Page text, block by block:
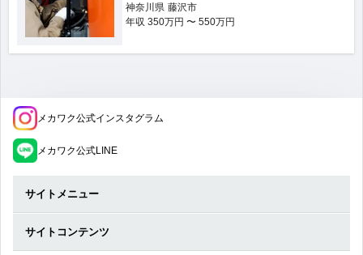
神奈川県 藤沢市
年収 350万円 〜 550万円
メカワク公式インスタグラム
メカワク公式LINE
サイトメニュー
サイトコンテンツ